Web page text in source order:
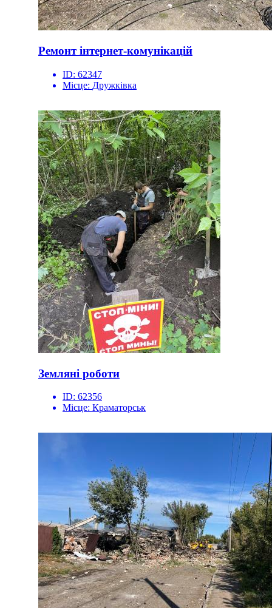
Ремонт інтернет-комунікацій
ID: 62347
Місце: Дружківка
Земляні роботи
ID: 62356
Місце: Краматорськ